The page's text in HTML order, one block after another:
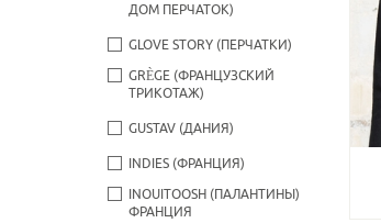
ДОМ ПЕРЧАТОК)
GLOVE STORY (ПЕРЧАТКИ)
GRÈGE (ФРАНЦУЗСКИЙ
ТРИКОТАЖ)
GUSTAV (ДАНИЯ)
INDIES (ФРАНЦИЯ)
INOUITOOSH (ПАЛАНТИНЫ)
ФРАНЦИЯ